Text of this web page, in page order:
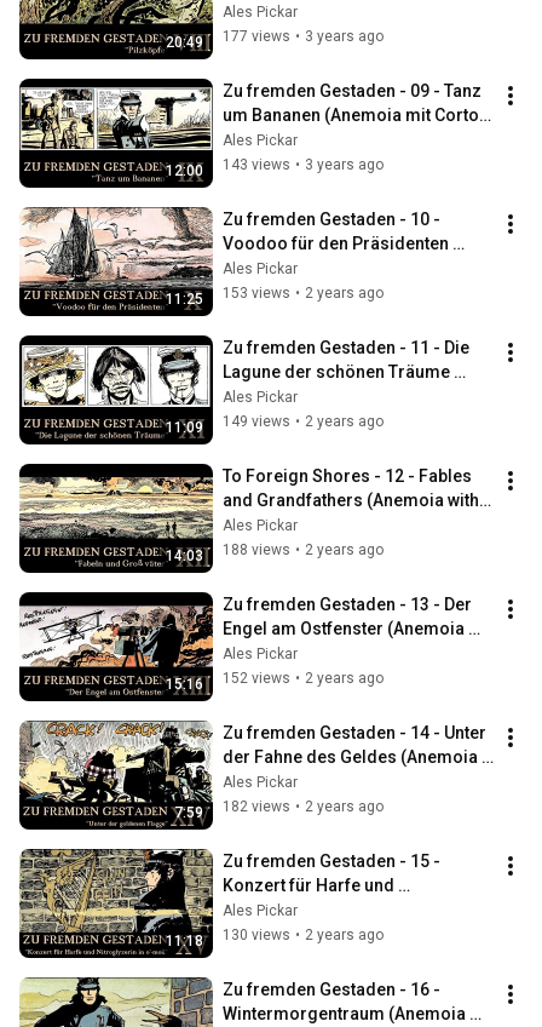
20:49
Maltese)
Ales Pickar
177 views • 3 years ago
12:00
Zu fremden Gestaden - 09 - Tanz
um Bananen (Anemoia mit Corto
Maltese)
Ales Pickar
143 views • 3 years ago
11:25
Zu fremden Gestaden - 10 -
Voodoo für den Präsidenten
(Anemoia mit Corto Maltese)
Ales Pickar
153 views • 2 years ago
11:09
Zu fremden Gestaden - 11 - Die
Lagune der schönen Träume
(Anemoia mit Corto Maltese)
Ales Pickar
149 views • 2 years ago
14:03
To Foreign Shores - 12 - Fables
and Grandfathers (Anemoia with
Corto Maltese)
Ales Pickar
188 views • 2 years ago
15:16
Zu fremden Gestaden - 13 - Der
Engel am Ostfenster (Anemoia mit
Corto Maltese)
Ales Pickar
152 views • 2 years ago
7:59
Zu fremden Gestaden - 14 - Unter
der Fahne des Geldes (Anemoia
mit Corto Maltese)
Ales Pickar
182 views • 2 years ago
11:18
Zu fremden Gestaden - 15 -
Konzert für Harfe und
Nitroglyzerin in o’moll (Anemoia
mit Corto Maltese)
Ales Pickar
130 views • 2 years ago
Zu fremden Gestaden - 16 -
Wintermorgentraum (Anemoia